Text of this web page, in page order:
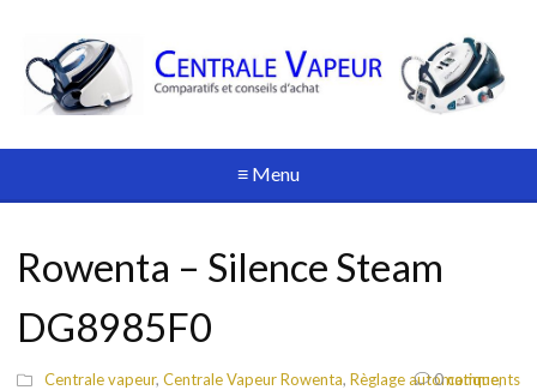
≡ Menu
Rowenta – Silence Steam
DG8985F0
Centrale vapeur, Centrale Vapeur Rowenta, Règlage automatique,
0comments